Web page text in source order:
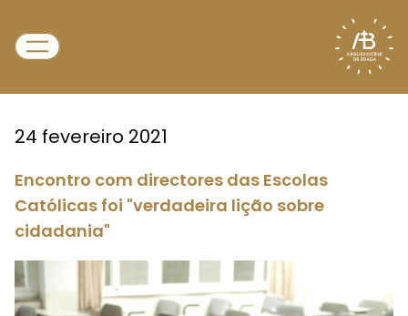
24 fevereiro 2021
Encontro com directores das Escolas
Católicas foi "verdadeira lição sobre
cidadania"